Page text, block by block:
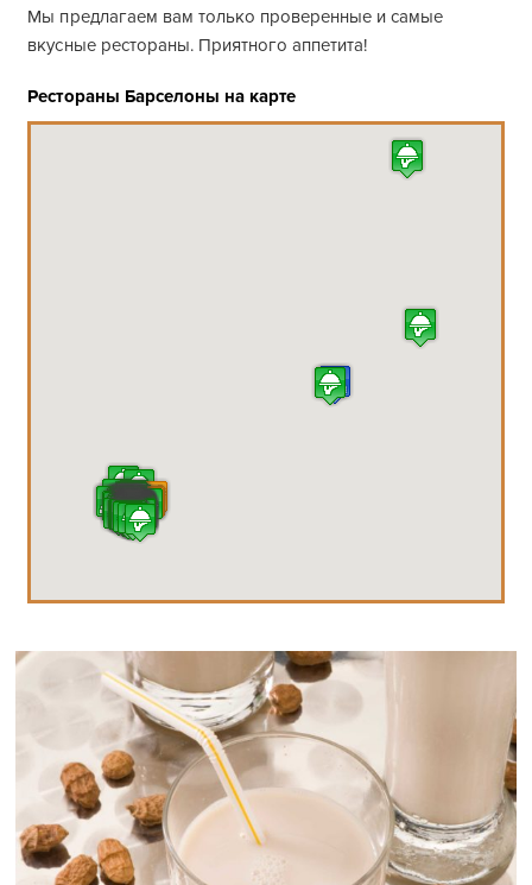
Мы предлагаем вам только проверенные и самые
вкусные рестораны. Приятного аппетита!
Рестораны Барселоны на карте